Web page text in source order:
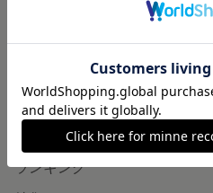
minneについて
minneで買いたい
作品をさがす
ショップをさがす
ランキング